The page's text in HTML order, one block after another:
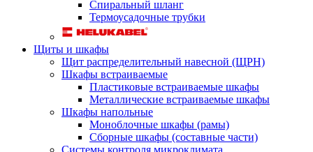
Спиральный шланг
Термоусадочные трубки
Щиты и шкафы
Щит распределительный навесной (ЩРН)
Шкафы встраиваемые
Пластиковые встраиваемые шкафы
Металлические встраиваемые шкафы
Шкафы напольные
Моноблочные шкафы (рамы)
Сборные шкафы (составные части)